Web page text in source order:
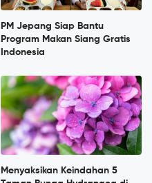
PM Jepang Siap Bantu
Program Makan Siang Gratis
Indonesia
Menyaksikan Keindahan 5